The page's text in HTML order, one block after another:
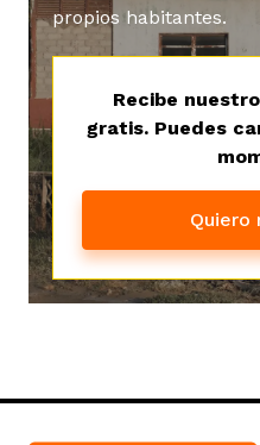
propios habitantes.
Recibe
gratis. Puedes
Quiero
2023
Baja
nuestro contenido